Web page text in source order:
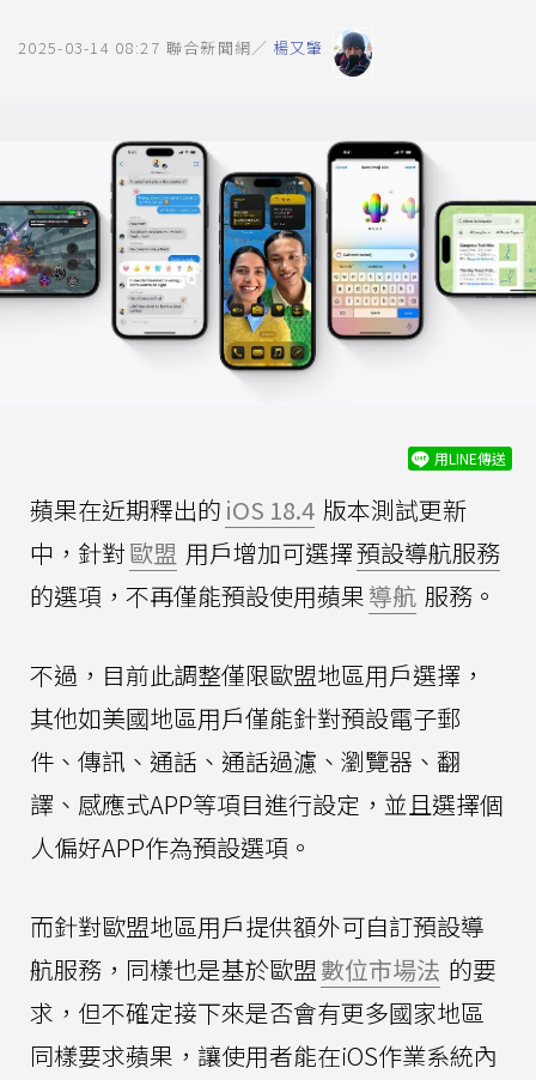
2025-03-14 08:27 聯合新聞網／ 楊又肇
用LINE傳送
蘋果在近期釋出的 iOS 18.4 版本測試更新
中，針對歐盟 用戶增加可選擇預設導航服務
的選項，不再僅能預設使用蘋果導航 服務。
不過，目前此調整僅限歐盟地區用戶選擇，
其他如美國地區用戶僅能針對預設電子郵
件、傳訊、通話、通話過濾、瀏覽器、翻
譯、感應式APP等項目進行設定，並且選擇個
人偏好APP作為預設選項。
而針對歐盟地區用戶提供額外可自訂預設導
航服務，同樣也是基於歐盟 數位市場法 的要
求，但不確定接下來是否會有更多國家地區
同樣要求蘋果，讓使用者能在iOS作業系統內